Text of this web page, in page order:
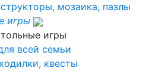
мозаика, пазлы
игры
игры
всей семьи
квесты